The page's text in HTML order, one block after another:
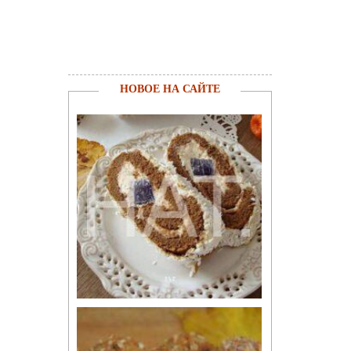
НОВОЕ НА САЙТЕ